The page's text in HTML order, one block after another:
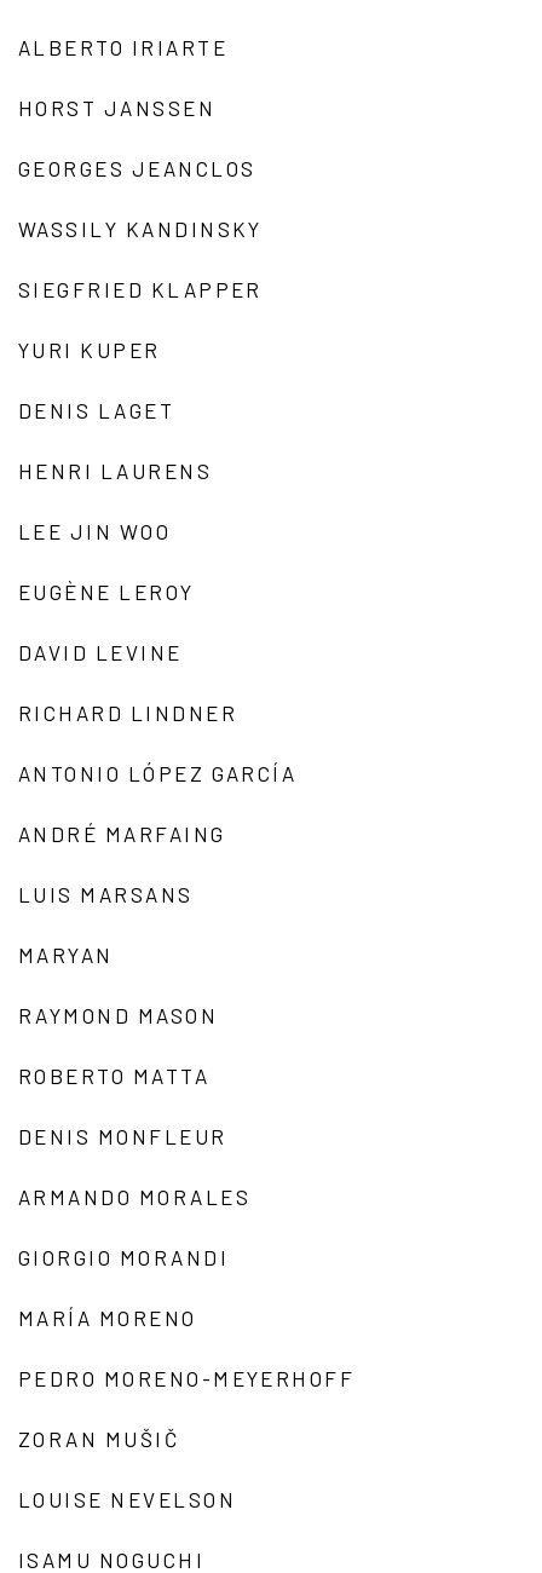
ALBERTO IRIARTE
HORST JANSSEN
GEORGES JEANCLOS
WASSILY KANDINSKY
SIEGFRIED KLAPPER
YURI KUPER
DENIS LAGET
HENRI LAURENS
LEE JIN WOO
EUGÈNE LEROY
DAVID LEVINE
RICHARD LINDNER
ANTONIO LÓPEZ GARCÍA
ANDRÉ MARFAING
LUIS MARSANS
MARYAN
RAYMOND MASON
ROBERTO MATTA
DENIS MONFLEUR
ARMANDO MORALES
GIORGIO MORANDI
MARÍA MORENO
PEDRO MORENO-MEYERHOFF
ZORAN MUŠIČ
LOUISE NEVELSON
ISAMU NOGUCHI